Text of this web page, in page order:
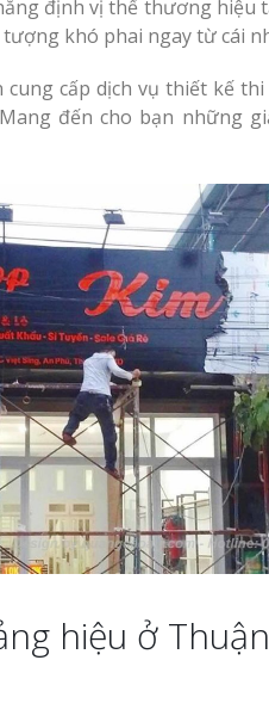
định vị thế thương hiệu
khó phai ngay từ cái
cấp dịch vụ thiết kế
đến cho bạn những
hiệu ở
Giá
Làm biển
Thiết kế
Làm biển
tại Vinh
Thiết kế hồ
lực tại Vinh Nghệ An
Làm biển
cà phê tại
An